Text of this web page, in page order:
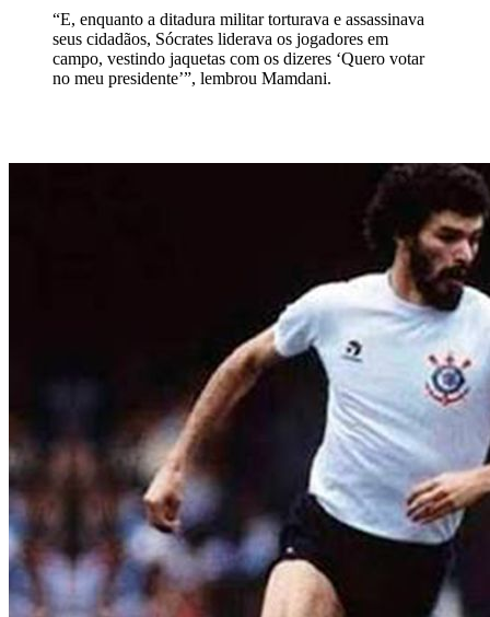
“E, enquanto a ditadura militar torturava e assassinava
seus cidadãos, Sócrates liderava os jogadores em
campo, vestindo jaquetas com os dizeres ‘Quero votar
no meu presidente’”, lembrou Mamdani.